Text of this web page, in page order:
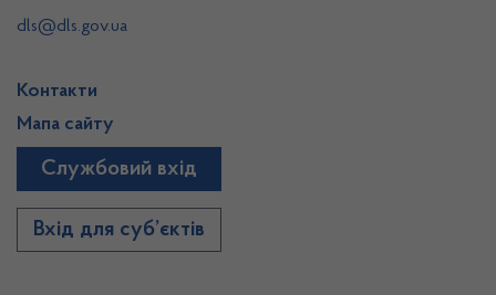
dls@dls.gov.ua
Контакти
Мапа сайту
Службовий вхід
Вхід для суб’єктів